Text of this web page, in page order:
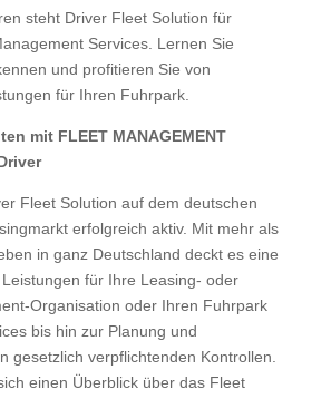
steht Driver Fleet Solution für
Services. Lernen Sie
und profitieren Sie von
für Ihren Fuhrpark.
mit FLEET MANAGEMENT
Fleet Solution auf dem deutschen
erfolgreich aktiv. Mit mehr als
in ganz Deutschland deckt es eine
für Ihre Leasing- oder
Organisation oder Ihren Fuhrpark
bis hin zur Planung und
gesetzlich verpflichtenden Kontrollen.
einen Überblick über das Fleet